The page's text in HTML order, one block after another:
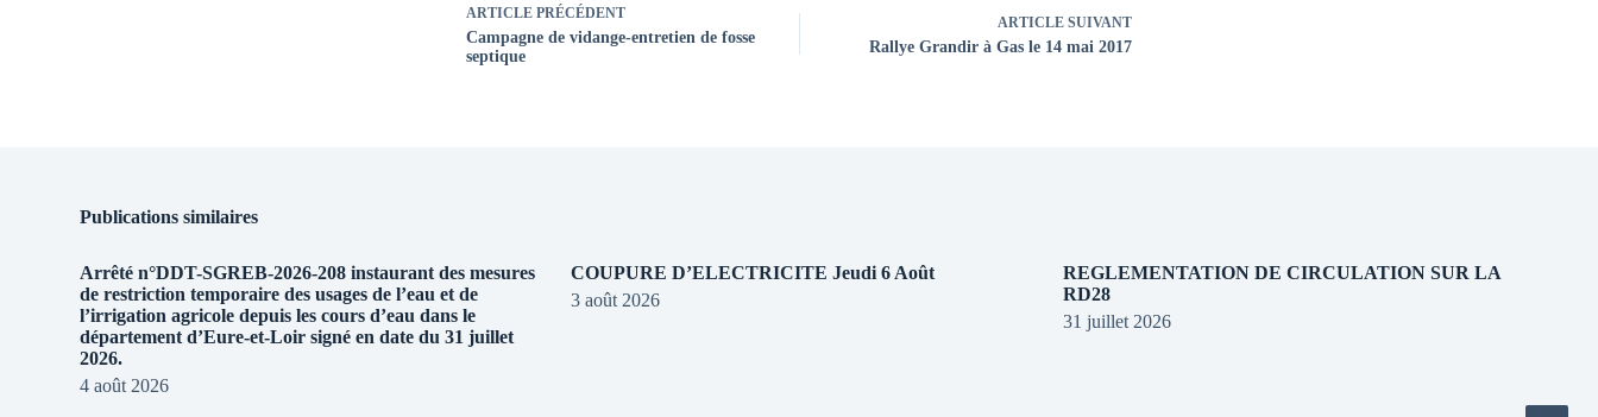
ARTICLE PRÉCÉDENT
Campagne de vidange-entretien de fosse
septique
ARTICLE SUIVANT
Rallye Grandir à Gas le 14 mai 2017
Publications similaires
Arrêté n°DDT-SGREB-2026-208 instaurant des mesures
de restriction temporaire des usages de l’eau et de
l’irrigation agricole depuis les cours d’eau dans le
département d’Eure-et-Loir signé en date du 31 juillet
2026.
4 août 2026
COUPURE D’ELECTRICITE Jeudi 6 Août
3 août 2026
REGLEMENTATION DE CIRCULATION SUR LA
RD28
31 juillet 2026